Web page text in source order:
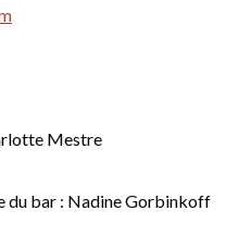
Mestre
du bar : Nadine Gorbinkoff